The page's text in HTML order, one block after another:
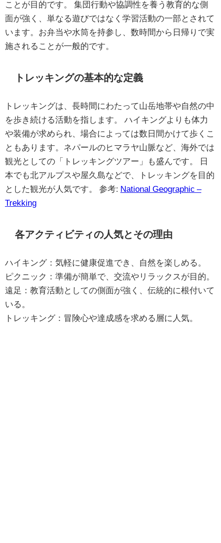
ことが目的です。 集団行動や協調性を養う教育的な側
面が強く、単なる遊びではなく学習活動の一部とされて
います。お弁当や水筒を持参し、数時間から日帰りで実
施されることが一般的です。
トレッキングの基本的な定義
トレッキングは、長時間にわたって山岳地帯や自然の中
を歩き続ける活動を指します。 ハイキングよりも体力
や装備が求められ、場合によっては数日間かけて歩くこ
ともあります。ネパールのヒマラヤ山脈など、海外では
観光としての「トレッキングツアー」も盛んです。 日
本でも北アルプスや屋久島などで、トレッキングを目的
とした観光が人気です。 参考: National Geographic –
Trekking
各アクティビティの人気とその理由
ハイキング：気軽に健康促進でき、自然を楽しめる。
ピクニック：準備が簡単で、交流やリラックスが目的。
遠足：教育活動としての側面が強く、伝統的に根付いて
いる。
トレッキング：冒険心や達成感を求める層に人気。